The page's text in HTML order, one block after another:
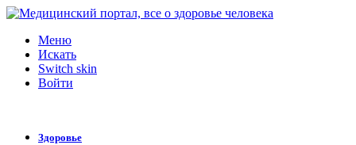
Меню
Искать
Switch skin
Войти
Здоровье